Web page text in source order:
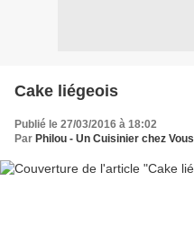
Cake liégeois
Publié le 27/03/2016 à 18:02
Par Philou - Un Cuisinier chez Vous